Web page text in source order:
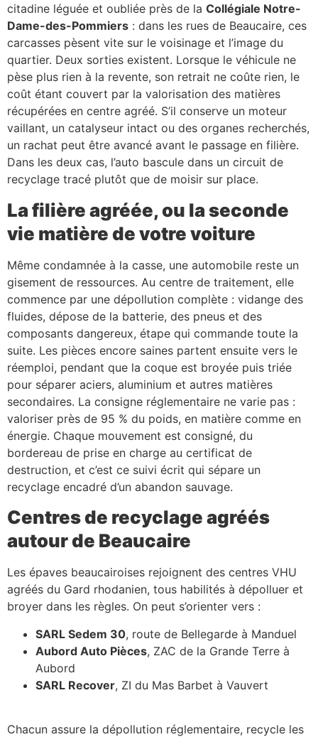
citadine léguée et oubliée près de la Collégiale Notre-
Dame-des-Pommiers : dans les rues de Beaucaire, ces
carcasses pèsent vite sur le voisinage et l’image du
quartier. Deux sorties existent. Lorsque le véhicule ne
pèse plus rien à la revente, son retrait ne coûte rien, le
coût étant couvert par la valorisation des matières
récupérées en centre agréé. S’il conserve un moteur
vaillant, un catalyseur intact ou des organes recherchés,
un rachat peut être avancé avant le passage en filière.
Dans les deux cas, l’auto bascule dans un circuit de
recyclage tracé plutôt que de moisir sur place.
La filière agréée, ou la seconde
vie matière de votre voiture
Même condamnée à la casse, une automobile reste un
gisement de ressources. Au centre de traitement, elle
commence par une dépollution complète : vidange des
fluides, dépose de la batterie, des pneus et des
composants dangereux, étape qui commande toute la
suite. Les pièces encore saines partent ensuite vers le
réemploi, pendant que la coque est broyée puis triée
pour séparer aciers, aluminium et autres matières
secondaires. La consigne réglementaire ne varie pas :
valoriser près de 95 % du poids, en matière comme en
énergie. Chaque mouvement est consigné, du
bordereau de prise en charge au certificat de
destruction, et c’est ce suivi écrit qui sépare un
recyclage encadré d’un abandon sauvage.
Centres de recyclage agréés
autour de Beaucaire
Les épaves beaucairoises rejoignent des centres VHU
agréés du Gard rhodanien, tous habilités à dépolluer et
broyer dans les règles. On peut s’orienter vers :
SARL Sedem 30, route de Bellegarde à Manduel
Aubord Auto Pièces, ZAC de la Grande Terre à
Aubord
SARL Recover, ZI du Mas Barbet à Vauvert
Chacun assure la dépollution réglementaire, recycle les